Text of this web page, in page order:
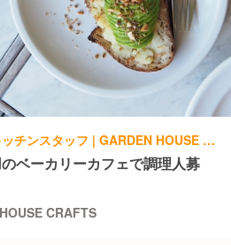
創作・ダイニングバー, カフェ | キッチンスタッフ | GARDEN HOUSE GARDEN HOUSE CRAFTS
ベーカリーカフェで調理人募
CRAFTS